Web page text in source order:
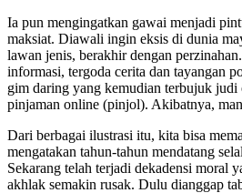
Ia pun mengingatkan gawai menjadi
maksiat. Diawali ingin eksis di dunia
lawan jenis, berakhir dengan
informasi, tergoda cerita dan tayangan
gim daring yang kemudian terbujuk
pinjaman online (pinjol). Akibatnya,
Dari berbagai ilustrasi itu, kita bisa
mengatakan tahun-tahun mendatang
Sekarang telah terjadi dekadensi moral
akhlak semakin rusak. Dulu dianggap